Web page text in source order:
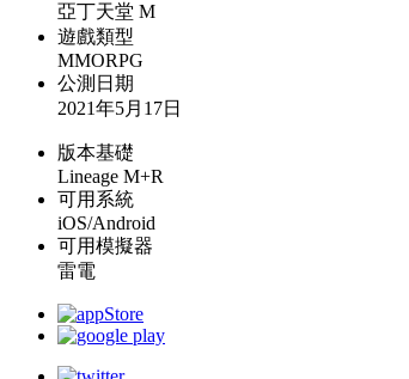
亞丁天堂 M
遊戲類型
MMORPG
公測日期
2021年5月17日
版本基礎
Lineage M+R
可用系統
iOS/Android
可用模擬器
雷電